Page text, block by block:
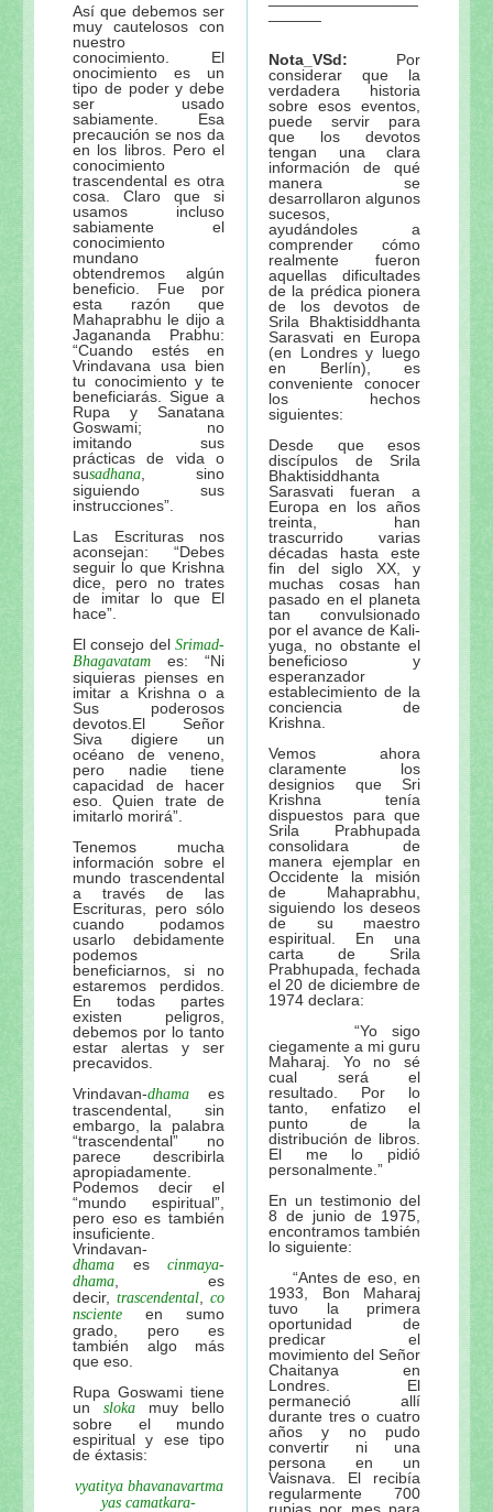
Así que debemos ser
muy cautelosos con
nuestro
conocimiento. El
onocimiento es un
tipo de poder y debe
ser usado
sabiamente. Esa
precaución se nos da
en los libros. Pero el
conocimiento
trascendental es otra
cosa. Claro que si
usamos incluso
sabiamente el
conocimiento
mundano
obtendremos algún
beneficio. Fue por
esta razón que
Mahaprabhu le dijo a
Jagananda Prabhu:
“Cuando estés en
Vrindavana usa bien
tu conocimiento y te
beneficiarás. Sigue a
Rupa y Sanatana
Goswami; no
imitando sus
prácticas de vida o
susadhana , sino
siguiendo sus
instrucciones”.
Las Escrituras nos
aconsejan: “Debes
seguir lo que Krishna
dice, pero no trates
de imitar lo que El
hace”.
El consejo del Srimad-
Bhagavatam es: “Ni
siquieras pienses en
imitar a Krishna o a
Sus poderosos
devotos.El Señor
Siva digiere un
océano de veneno,
pero nadie tiene
capacidad de hacer
eso. Quien trate de
imitarlo morirá”.
Tenemos mucha
información sobre el
mundo trascendental
a través de las
Escrituras, pero sólo
cuando podamos
usarlo debidamente
podemos
beneficiarnos, si no
estaremos perdidos.
En todas partes
existen peligros,
debemos por lo tanto
estar alertas y ser
precavidos.
Vrindavan-dhama es
trascendental, sin
embargo, la palabra
“trascendental” no
parece describirla
apropiadamente.
Podemos decir el
“mundo espiritual”,
pero eso es también
insuficiente.
Vrindavan-
dhama es cinmaya-
dhama , es
decir, trascendental
co
nsciente en sumo
grado, pero es
también algo más
que eso.
Rupa Goswami tiene
un sloka muy bello
sobre el mundo
espiritual y ese tipo
de éxtasis:
vyatitya bhavanavartma
yas camatkara-
Nota_VSd:
Por
considerar que la
verdadera historia
sobre esos eventos,
puede servir para
que los devotos
tengan una clara
información de qué
manera se
desarrollaron algunos
sucesos,
ayudándoles a
comprender cómo
realmente fueron
aquellas dificultades
de la prédica pionera
de los devotos de
Srila Bhaktisiddhanta
Sarasvati en Europa
(en Londres y luego
en Berlín), es
conveniente conocer
los hechos
siguientes:
Desde que esos
discípulos de Srila
Bhaktisiddhanta
Sarasvati fueran a
Europa en los años
treinta, han
trascurrido varias
décadas hasta este
fin del siglo XX, y
muchas cosas han
pasado en el planeta
tan convulsionado
por el avance de Kali-
yuga, no obstante el
beneficioso y
esperanzador
establecimiento de la
conciencia de
Krishna.
Vemos ahora
claramente los
designios que Sri
Krishna tenía
dispuestos para que
Srila Prabhupada
consolidara de
manera ejemplar en
Occidente la misión
de Mahaprabhu,
siguiendo los deseos
de su maestro
espiritual. En una
carta de Srila
Prabhupada, fechada
el 20 de diciembre de
1974 declara:
“Yo sigo
ciegamente a mi guru
Maharaj. Yo no sé
cual será el
resultado. Por lo
tanto, enfatizo el
punto de la
distribución de libros.
El me lo pidió
personalmente.”
En un testimonio del
8 de junio de 1975,
encontramos también
lo siguiente:
“Antes de eso, en
1933, Bon Maharaj
tuvo la primera
oportunidad de
predicar el
movimiento del Señor
Chaitanya en
Londres. El
permaneció allí
durante tres o cuatro
años y no pudo
convertir ni una
persona en un
Vaisnava. El recibía
regularmente 700
rupias por mes para